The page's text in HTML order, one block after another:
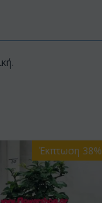
Έκπτωση 38%